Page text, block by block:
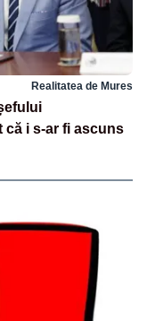
Realitatea de Mures
că i s-ar fi ascuns